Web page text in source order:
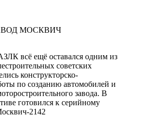
всё ещё оставался одним из
советских
конструкторско-
по созданию автомобилей и
завода. В
готовился к серийному
2142